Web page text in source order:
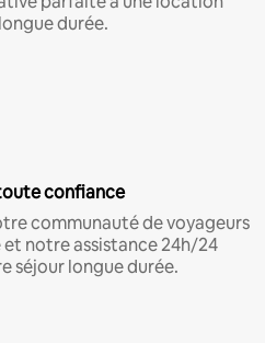
durée.
confiance
communauté de voyageurs
notre assistance 24h/24
séjour longue durée.